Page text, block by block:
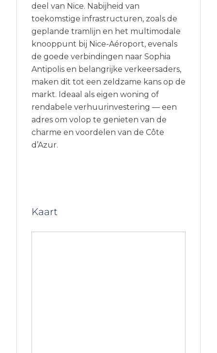
deel van Nice. Nabijheid van
toekomstige infrastructuren, zoals de
geplande tramlijn en het multimodale
knooppunt bij Nice-Aéroport, evenals
de goede verbindingen naar Sophia
Antipolis en belangrijke verkeersaders,
maken dit tot een zeldzame kans op de
markt. Ideaal als eigen woning of
rendabele verhuurinvestering — een
adres om volop te genieten van de
charme en voordelen van de Côte
d’Azur.
Kaart